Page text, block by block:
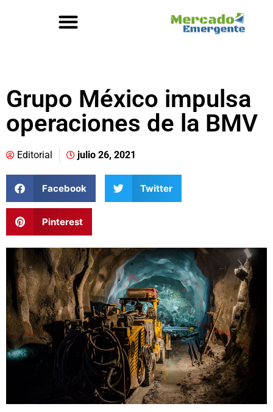
Grupo México impulsa
operaciones de la BMV
Editorial julio 26, 2021
Facebook Twitter
Pinterest